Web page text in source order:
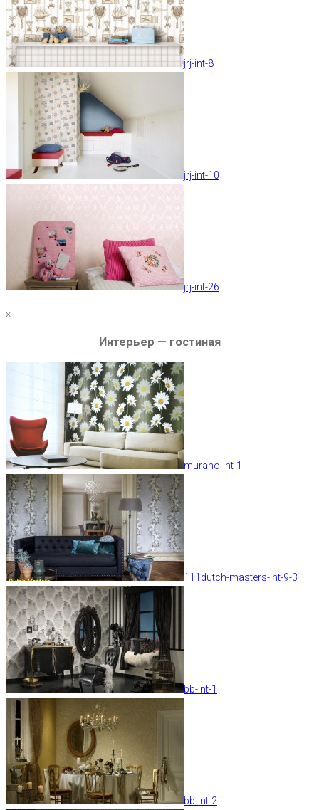
jrj-int-8
jrj-int-10
jrj-int-26
×
Интерьер — гостиная
murano-int-1
111dutch-masters-int-9-3
bb-int-1
bb-int-2